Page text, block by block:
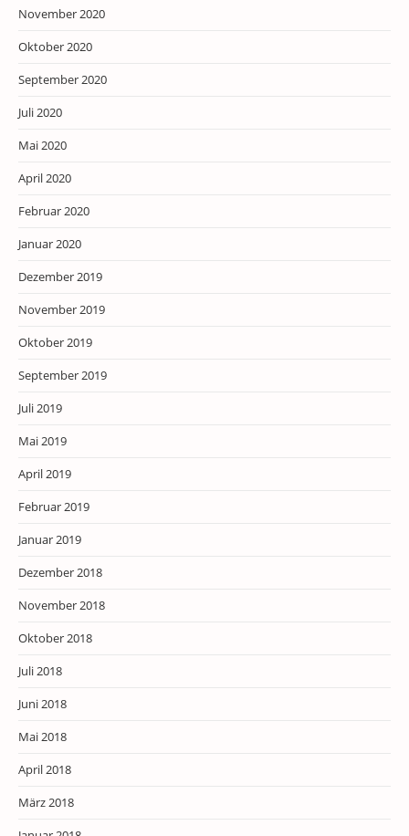
November 2020
Oktober 2020
September 2020
Juli 2020
Mai 2020
April 2020
Februar 2020
Januar 2020
Dezember 2019
November 2019
Oktober 2019
September 2019
Juli 2019
Mai 2019
April 2019
Februar 2019
Januar 2019
Dezember 2018
November 2018
Oktober 2018
Juli 2018
Juni 2018
Mai 2018
April 2018
März 2018